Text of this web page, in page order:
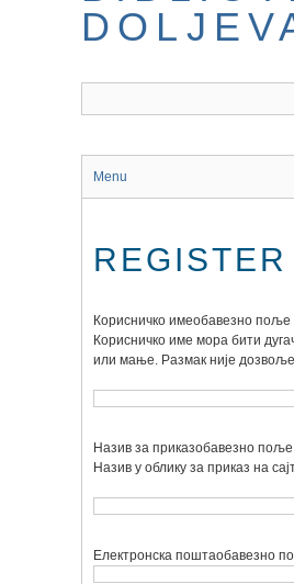
Menu
REGISTER
Корисничко имеобавезно поље
Корисничко име мора бити
или мање. Размак није
Назив за приказобавезно поље
Назив у облику за приказ на
Електронска поштаобавезно